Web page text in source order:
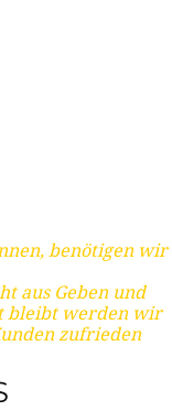
benötigen wir
aus Geben und
bleibt werden wir
zufrieden